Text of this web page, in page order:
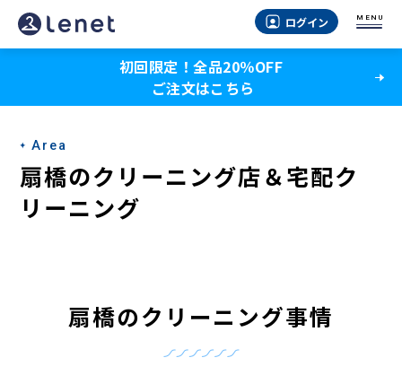
扇
橋
ク
リ
ー
ログイン MENU
初回限定！全品20％OFF
ご注文はこちら
Area
扇橋のクリーニング店＆宅配ク
リーニング
扇橋のクリーニング事情